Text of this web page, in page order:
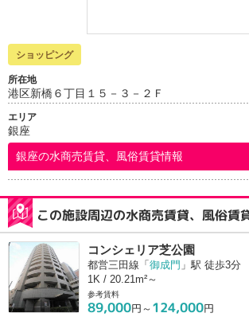
ショッピング
所在地
港区新橋６丁目１５－３－２Ｆ
エリア
銀座
銀座の水商売賃貸、風俗賃貸情報
この施設周辺の水商売賃貸、風俗賃
コンシェリア芝公園
都営三田線「 御成門 」駅 徒歩3分
1K / 20.21m²～
参考賃料
89,000円～ 124,000円